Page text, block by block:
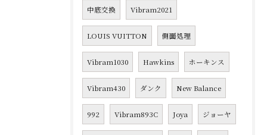
中底交換 Vibram2021
LOUIS VUITTON 側面処理
Vibram1030 Hawkins ホーキンス
Vibram430 ダンク New Balance
992 Vibram893C Joya ジョーヤ